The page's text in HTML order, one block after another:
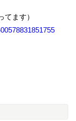
ます）